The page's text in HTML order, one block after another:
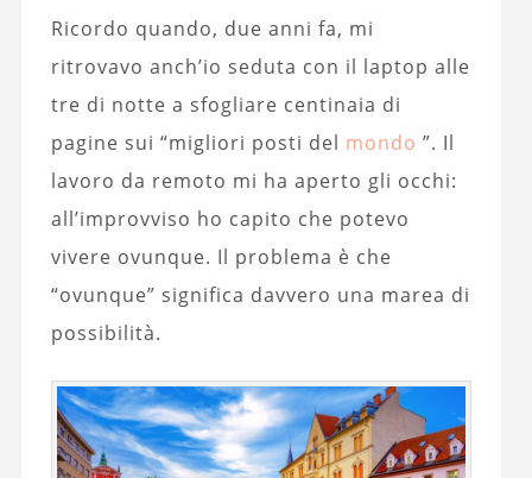
Ricordo quando, due anni fa, mi
ritrovavo anch’io seduta con il laptop alle
tre di notte a sfogliare centinaia di
pagine sui “migliori posti del mondo ”. Il
lavoro da remoto mi ha aperto gli occhi:
all’improvviso ho capito che potevo
vivere ovunque. Il problema è che
“ovunque” significa davvero una marea di
possibilità.